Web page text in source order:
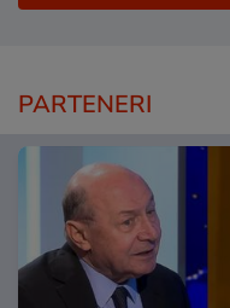
PARTENERI